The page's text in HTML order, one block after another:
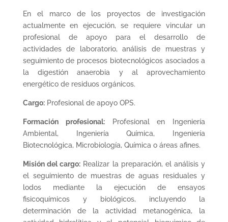
En el marco de los proyectos de investigación
actualmente en ejecución, se requiere vincular un
profesional de apoyo para el desarrollo de
actividades de laboratorio, análisis de muestras y
seguimiento de procesos biotecnológicos asociados a
la digestión anaerobia y al aprovechamiento
energético de residuos orgánicos.
Cargo:Profesional de apoyo OPS.
Formación profesional:Profesional en Ingeniería
Ambiental, Ingeniería Química, Ingeniería
Biotecnológica, Microbiología, Química o áreas afines.
Misión del cargo: Realizar la preparación, el análisis y
el seguimiento de muestras de aguas residuales y
lodos mediante la ejecución de ensayos
fisicoquímicos y biológicos, incluyendo la
determinación de la actividad metanogénica, la